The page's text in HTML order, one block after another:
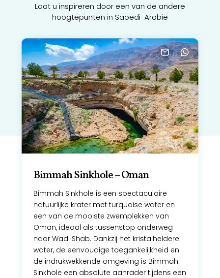
Laat u inspireren door een van de andere
hoogtepunten in Saoedi-Arabië
Bimmah Sinkhole – Oman
Bimmah Sinkhole is een spectaculaire
natuurlijke krater met turquoise water en
een van de mooiste zwemplekken van
Oman, ideaal als tussenstop onderweg
naar Wadi Shab. Dankzij het kristalheldere
water, de eenvoudige toegankelijkheid en
de indrukwekkende omgeving is Bimmah
Sinkhole een absolute aanrader tijdens een